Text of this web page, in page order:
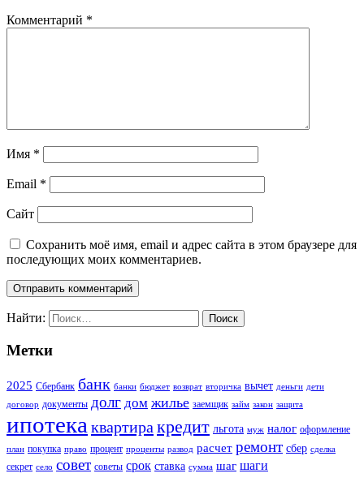
Комментарий *
Имя *
Email *
Сайт
Сохранить моё имя, email и адрес сайта в этом браузере для
последующих моих комментариев.
Найти:
Метки
2025 Сбербанк банк банки бюджет возврат вторичка вычет деньги дети
договор документы долг дом жилье заемщик займ закон защита
ипотека квартира кредит льгота муж налог оформление
план покупка право процент проценты развод расчет ремонт сбер сделка
секрет село совет советы срок ставка сумма шаг шаги